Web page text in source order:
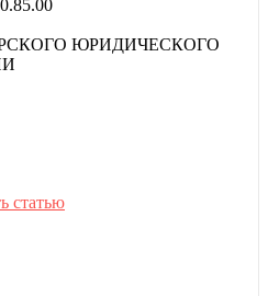
ЮРИДИЧЕСКОГО
статью